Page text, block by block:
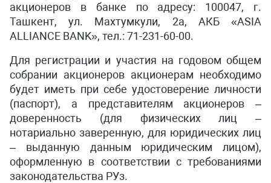
акционеров в банке по адресу: 100047, г.
Ташкент, ул. Махтумкули, 2а, АКБ «ASIA
ALLIANCE BANK», тел.: 71-231-60-00.
Для регистрации и участия на годовом общем
собрании акционеров акционерам необходимо
будет иметь при себе удостоверение личности
(паспорт), а представителям акционеров –
доверенность (для физических лиц –
нотариально заверенную, для юридических лиц
– выданную данным юридическим лицом),
оформленную в соответствии с требованиями
законодательства РУз.